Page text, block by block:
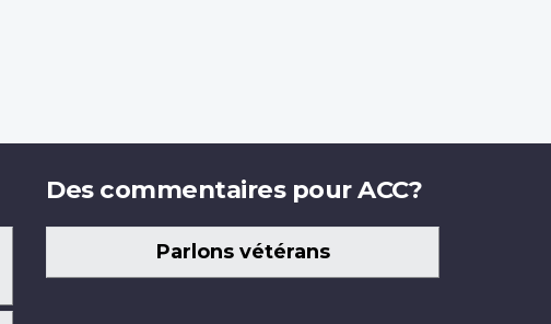
Des commentaires pour ACC?
Parlons vétérans